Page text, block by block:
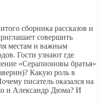
сборника рассказов и
совершить
местам и важным
Гости узнают где
«Серапионовы братья»
Какую роль в
писатель оказался на
и Александр Дюма? И